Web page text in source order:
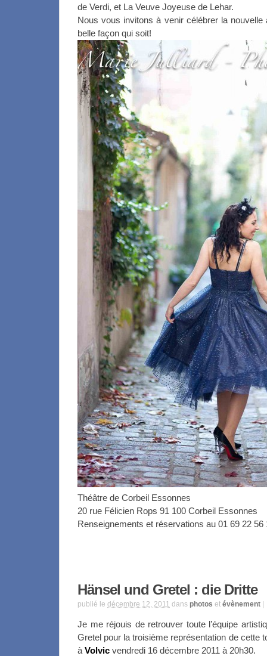
de Verdi, et La Veuve Joyeuse de Lehar.
Nous vous invitons à venir célébrer la
belle façon qui soit!
Théâtre de Corbeil Essonnes
20 rue Félicien Rops 91 100 Corbeil Essonnes
Renseignements et réservations au 01 69 22 56
Hänsel und Gretel : die Dritte
publié le décembre 12, 2011 dans photos et évènement
Je me réjouis de retrouver toute l’équipe
Gretel pour la troisième représentation de cette
à Volvic vendredi 16 décembre 2011 à 20h30.